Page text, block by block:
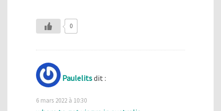
0
Paulelitsdit :
6 mars 2022 à 10:30